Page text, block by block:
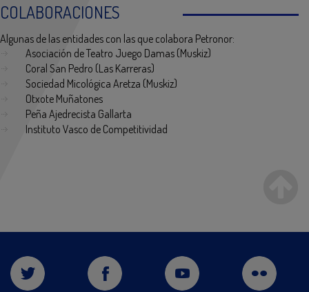
COLABORACIONES
Algunas de las entidades con las que colabora Petronor:
Asociación de Teatro Juego Damas (Muskiz)
Coral San Pedro (Las Karreras)
Sociedad Micológica Aretza (Muskiz)
Otxote Muñatones
Peña Ajedrecista Gallarta
Instituto Vasco de Competitividad